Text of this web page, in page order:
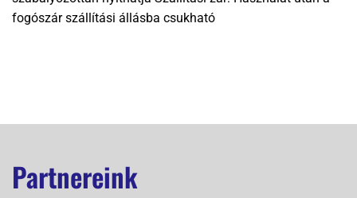
fogószár szállítási állásba csukható
Partnereink